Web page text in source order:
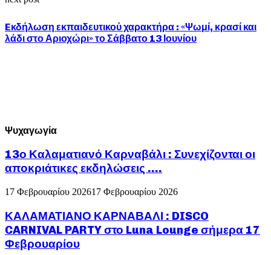
Eκδήλωση εκπαιδευτικού χαρακτήρα : «Ψωμί, κρασί και
λάδι στο Αριοχώρι» το Σάββατο 13 Ιουνίου
Ψυχαγωγία
13ο Καλαματιανό Καρναβάλι : Συνεχίζονται οι
αποκριάτικες εκδηλώσεις ….
17 Φεβρουαρίου 202617 Φεβρουαρίου 2026
ΚΑΛΑΜΑΤΙΑΝΟ ΚΑΡΝΑΒΑΛΙ : DISCO
CARNIVAL PARTY στο Luna Lounge σήμερα 17
Φεβρουαρίου